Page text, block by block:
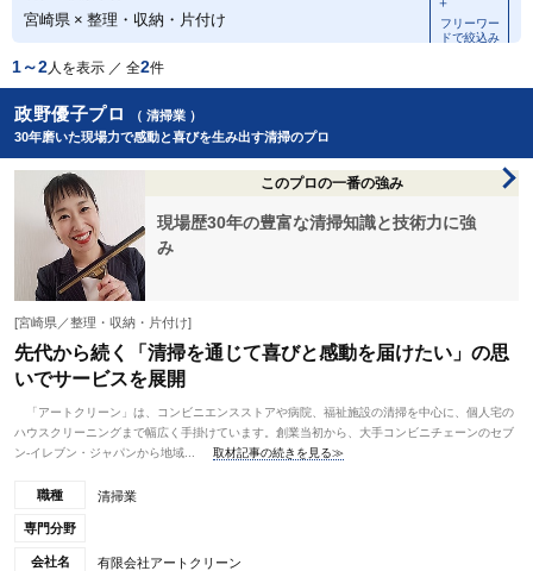
宮崎県 × 整理・収納・片付け
フリーワー
ドで絞込み
1～2人を表示 ／ 全2件
政野優子プロ
（ 清掃業 ）
30年磨いた現場力で感動と喜びを生み出す清掃のプロ
このプロの一番の強み
現場歴30年の豊富な清掃知識と技術力に強
み
[宮崎県／整理・収納・片付け]
先代から続く「清掃を通じて喜びと感動を届けたい」の思
いでサービスを展開
「アートクリーン」は、コンビニエンスストアや病院、福祉施設の清掃を中心に、個人宅の
ハウスクリーニングまで幅広く手掛けています。創業当初から、大手コンビニチェーンのセブ
ン-イレブン・ジャパンから地域...
取材記事の続きを見る≫
職種 清掃業
専門分野
会社名 有限会社アートクリーン